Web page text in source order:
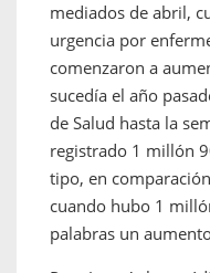
mediados de abril,
urgencia por
comenzaron a
sucedía el año
de Salud hasta la
registrado 1 millón
tipo, en
cuando hubo 1
palabras un